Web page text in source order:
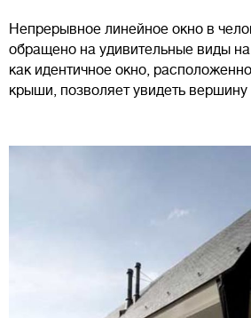
Непрерывное линейное окно в
обращено на удивительные виды
как идентичное окно,
крыши, позволяет увидеть вершину